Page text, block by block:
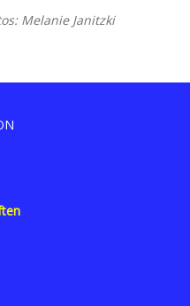
Melanie Janitzki